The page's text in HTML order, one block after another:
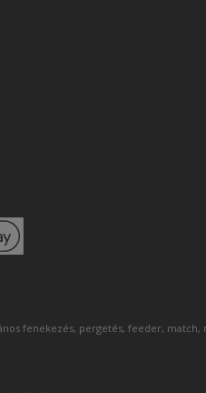
fenekezés, pergetés, feeder, match,